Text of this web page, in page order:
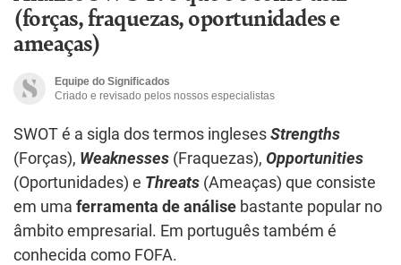
(forças, fraquezas, oportunidades e
ameaças)
Equipe do Significados
Criado e revisado pelos nossos especialistas
SWOT é a sigla dos termos ingleses Strengths
(Forças), Weaknesses (Fraquezas), Opportunities
(Oportunidades) e Threats (Ameaças) que consiste
em uma ferramenta de análise bastante popular no
âmbito empresarial. Em português também é
conhecida como FOFA.